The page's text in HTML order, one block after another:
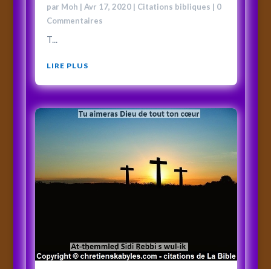
par Moh | Avr 17, 2020| Citations bibliques | 0
Commentaires
T...
LIRE PLUS